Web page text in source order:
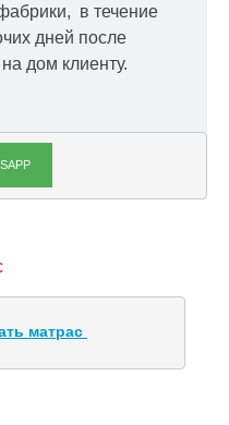
в течение
дней после
дом клиенту.
матрас